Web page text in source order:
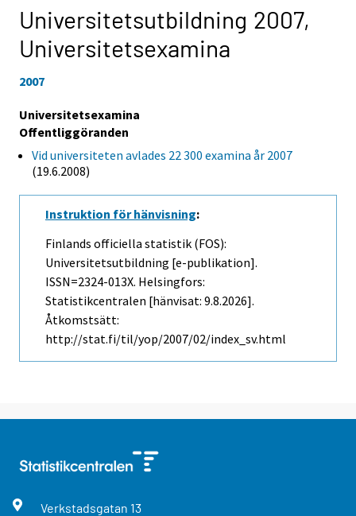
Universitetsutbildning 2007,
Universitetsexamina
2007
Universitetsexamina
Offentliggöranden
Vid universiteten avlades 22 300 examina år 2007
(19.6.2008)
Instruktion för hänvisning:
Finlands officiella statistik (FOS):
Universitetsutbildning [e-publikation].
ISSN=2324-013X. Helsingfors:
Statistikcentralen [hänvisat: 9.8.2026].
Åtkomstsätt:
http://stat.fi/til/yop/2007/02/index_sv.html
Verkstadsgatan 13